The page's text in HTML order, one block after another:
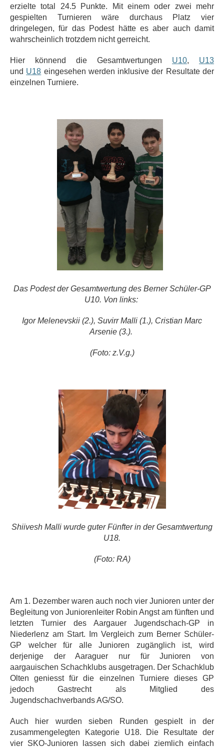
erzielte total 24.5 Punkte. Mit einem oder zwei mehr
gespielten Turnieren wäre durchaus Platz vier
dringelegen, für das Podest hätte es aber auch damit
wahrscheinlich trotzdem nicht gerreicht.
Hier könnend die Gesamtwertungen U10, U13
und U18 eingesehen werden inklusive der Resultate der
einzelnen Turniere.
Das Podest der Gesamtwertung des Berner Schüler-GP
U10. Von links:
Igor Melenevskii (2.), Suvirr Malli (1.), Cristian Marc
Arsenie (3.).
(Foto: z.V.g.)
Shiivesh Malli wurde guter Fünfterin der Gesamtwertung
U18.
(Foto: RA)
Am 1. Dezember waren auch noch vier Junioren unter der
Begleitung von Juniorenleiter Robin Angst am fünften und
letzten Turnier des Aargauer Jugendschach-GP in
Niederlenz am Start. Im Vergleich zum Berner Schüler-
GP welcher für alle Junioren zugänglich ist, wird
derjenige der Aaraguer nur für Junioren von
aargauischen Schachklubs ausgetragen. Der Schachklub
Olten geniesst für die einzelnen Turniere dieses GP
jedoch Gastrecht als Mitglied des
Jugendschachverbands AG/SO.
Auch hier wurden sieben Runden gespielt in der
zusammengelegten Kategorie U18. Die Resultate der
vier SKO-Junioren lassen sich dabei ziemlich einfach